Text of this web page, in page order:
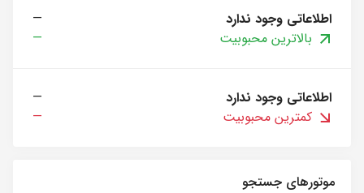
اطلاعاتی وجود ندارد
—
بالاترین محبوبیت
—
اطلاعاتی وجود ندارد
—
کمترین محبوبیت
—
موتورهای جستجو